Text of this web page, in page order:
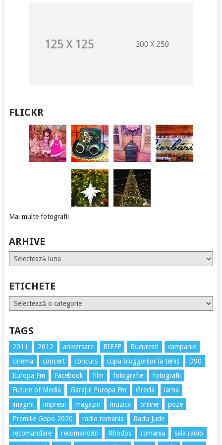
FLICKR
Mai multe fotografii
ARHIVE
Arhive
ETICHETE
Etichete
TAGS
2011 2012 aniversare BIEFF Bucuresti
campanie
cinema
concert concurs cupa bloggerilor la tenis
D90
Europa Fm
Facebook film fotografie
fotografii
Future of Media
Garajul Europa Fm Grecia
iarna
imagini
impresii magazin muzica online
poze
Premiile Gopo 2020
radio romania
Radu Jude
recomandare
recomandări Rhodos romania
sala radio